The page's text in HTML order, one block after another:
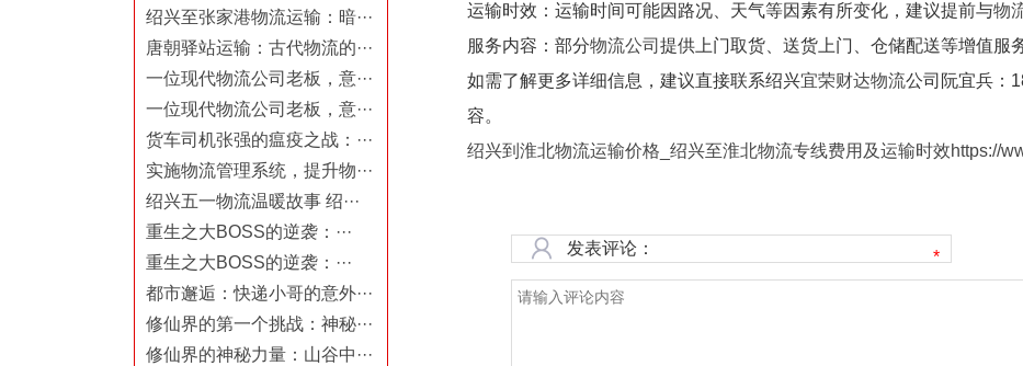
绍兴至张家港物流运输：暗···
唐朝驿站运输：古代物流的···
一位现代物流公司老板，意···
一位现代物流公司老板，意···
货车司机张强的瘟疫之战：···
实施物流管理系统，提升物···
绍兴五一物流温暖故事 绍···
重生之大BOSS的逆袭：···
重生之大BOSS的逆袭：···
都市邂逅：快递小哥的意外···
修仙界的第一个挑战：神秘···
修仙界的神秘力量：山谷中···
运输时效：运输时间可能因路况、天气等因素有所变化，建议提前与物
服务内容：部分物流公司 提供上门取货、送货上门、仓储配送等增值服
如需了解更多详细信息，建议直接联系绍兴宜荣财达物流公司阮宜兵：
容。
绍兴到淮北物流运输价格_绍兴至淮北物流专线费用及运输时效https://
发表评论： *